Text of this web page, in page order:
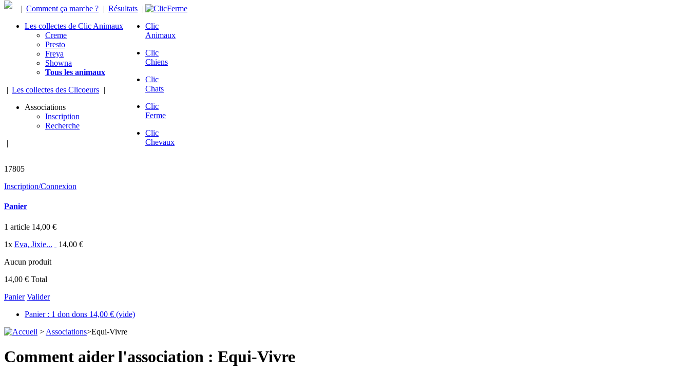
| Comment ça marche ? | Résultats |
Les collectes de Clic Animaux
Creme
Presto
Freya
Showna
Tous les animaux
| Les collectes des Clicoeurs |
Associations
Inscription
Recherche
|
Clic
Animaux
Clic
Chiens
Clic
Chats
Clic
Ferme
Clic
Chevaux
17805
Inscription/Connexion
Panier
1 article 14,00 €
1x Eva, Jixie...
14,00 €
Aucun produit
14,00 € Total
Panier Valider
Panier : 1 don dons 14,00 € (vide)
> Associations>Equi-Vivre
Comment aider l'association : Equi-Vivre